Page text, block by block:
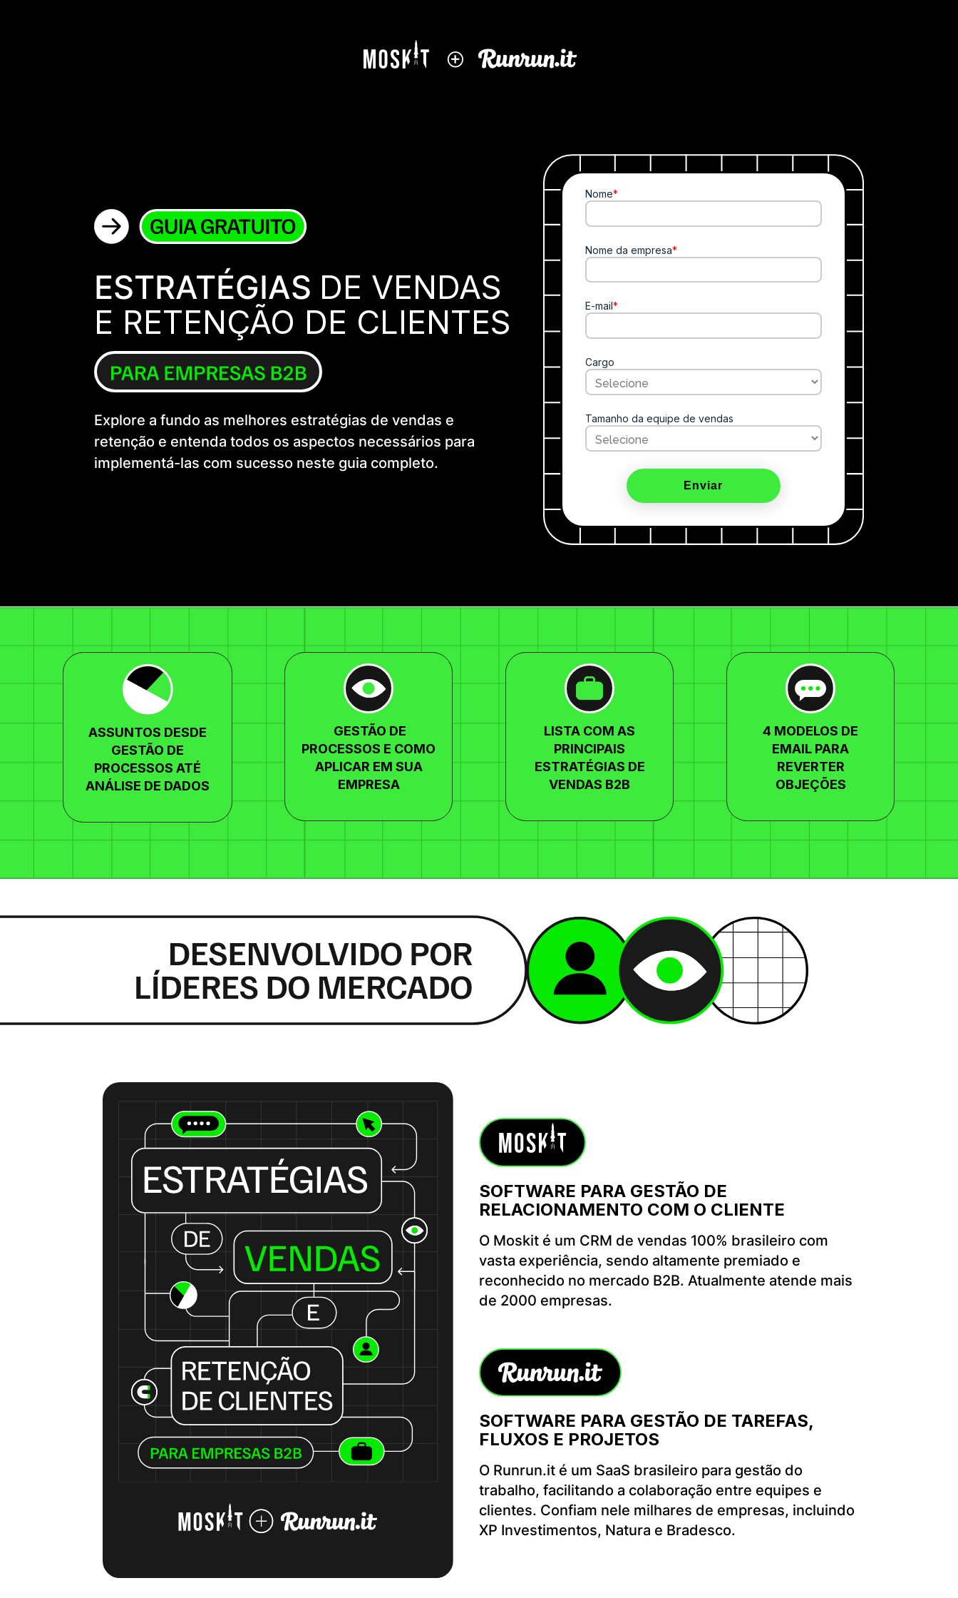
ESTRATÉGIAS DE VENDAS
E RETENÇÃO DE CLIENTES
Explore a fundo as melhores estratégias de vendas e
retenção e entenda todos os aspectos necessários para
implementá-las com sucesso neste guia completo.
Nome*
Nome da empresa*
E-mail*
Cargo
Tamanho da equipe de vendas
ASSUNTOS DESDE
GESTÃO DE
PROCESSOS ATÉ
ANÁLISE DE DADOS
GESTÃO DE
PROCESSOS E COMO
APLICAR EM SUA
EMPRESA
LISTA COM AS
PRINCIPAIS
ESTRATÉGIAS DE
VENDAS B2B
4 MODELOS DE
EMAIL PARA
REVERTER
OBJEÇÕES
SOFTWARE PARA GESTÃO DE
RELACIONAMENTO COM O CLIENTE
O Moskit é um CRM de vendas 100% brasileiro com
vasta experiência, sendo altamente premiado e
reconhecido no mercado B2B. Atualmente atende mais
de 2000 empresas.
SOFTWARE PARA GESTÃO DE TAREFAS,
FLUXOS E PROJETOS
O Runrun.it é um SaaS brasileiro para gestão do
trabalho, facilitando a colaboração entre equipes e
clientes. Confiam nele milhares de empresas, incluindo
XP Investimentos, Natura e Bradesco.